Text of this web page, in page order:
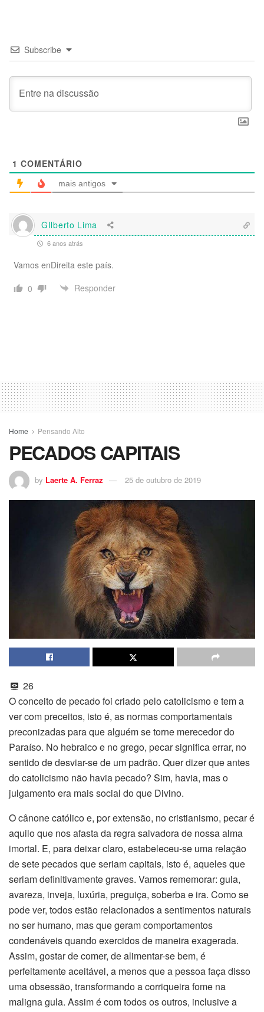
Subscribe
1 COMENTÁRIO
mais antigos
GIlberto Lima
6 anos atrás
Vamos enDireita este país.
0
Responder
Home Pensando Alto
PECADOS CAPITAIS
by Laerte A. Ferraz 25 de outubro de 2019
26
O conceito de pecado foi criado pelo catolicismo e tem a
ver com preceitos, isto é, as normas comportamentais
preconizadas para que alguém se torne merecedor do
Paraíso. No hebraico e no grego, pecar significa errar, no
sentido de desviar-se de um padrão. Quer dizer que antes
do catolicismo não havia pecado? Sim, havia, mas o
julgamento era mais social do que Divino.
O cânone católico e, por extensão, no cristianismo, pecar é
aquilo que nos afasta da regra salvadora de nossa alma
imortal. E, para deixar claro, estabeleceu-se uma relação
de sete pecados que seriam capitais, isto é, aqueles que
seriam definitivamente graves. Vamos rememorar: gula,
avareza, inveja, luxúria, preguiça, soberba e ira. Como se
pode ver, todos estão relacionados a sentimentos naturais
no ser humano, mas que geram comportamentos
condenáveis quando exercidos de maneira exagerada.
Assim, gostar de comer, de alimentar-se bem, é
perfeitamente aceitável, a menos que a pessoa faça disso
uma obsessão, transformando a corriqueira fome na
maligna gula. Assim é com todos os outros, inclusive a